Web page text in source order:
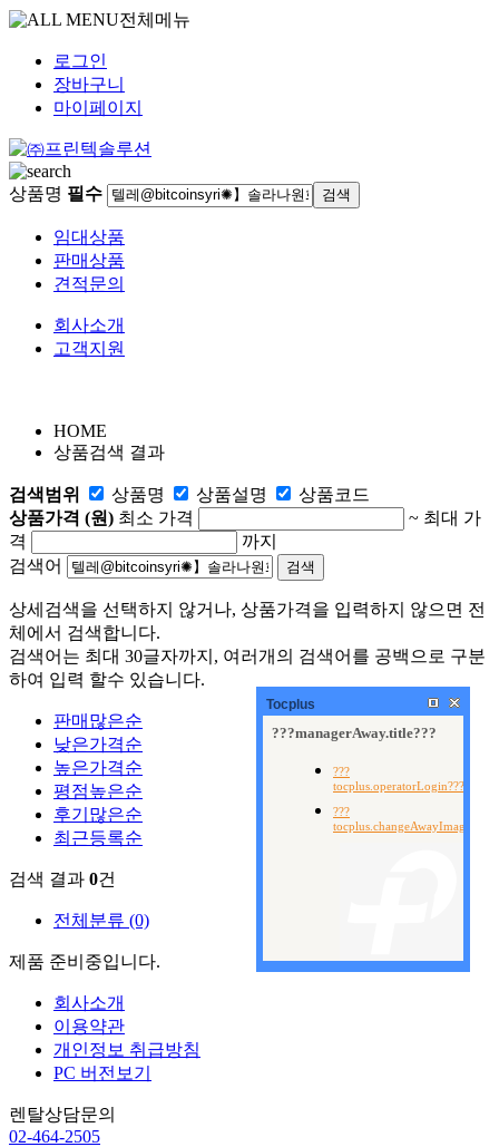
전체메뉴
로그인
장바구니
마이페이지
상품명 필수
임대상품
판매상품
견적문의
회사소개
고객지원
HOME
상품검색 결과
검색범위 상품명 상품설명 상품코드
상품가격 (원) 최소 가격 ~ 최대 가
격
까지
검색어
상세검색을 선택하지 않거나, 상품가격을 입력하지 않으면 전
체에서 검색합니다.
검색어는 최대 30글자까지, 여러개의 검색어를 공백으로 구분
하여 입력 할수 있습니다.
판매많은순
낮은가격순
높은가격순
평점높은순
후기많은순
최근등록순
검색 결과 0건
전체분류 (0)
제품 준비중입니다.
회사소개
이용약관
개인정보 취급방침
PC 버전보기
렌탈상담문의
02-464-2505
Tocplus